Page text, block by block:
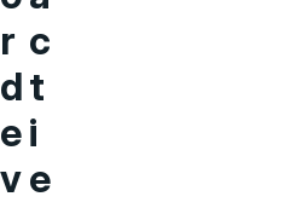
r
d
e
v
c
t
i
e